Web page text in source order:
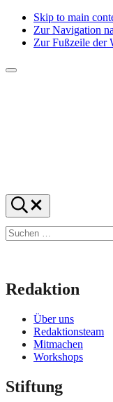
Skip to main
Zur Navigation
Zur Fußzeile der
Menü
f1rstlife
Und
was
denkst
du?
Suchen
…
Redaktion
Über uns
Redaktionsteam
Mitmachen
Workshops
Stiftung